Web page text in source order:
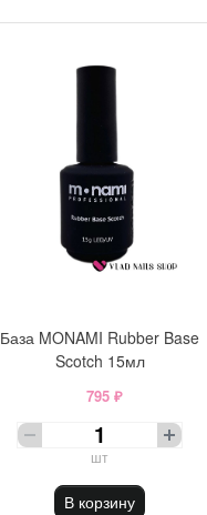
База MONAMI Rubber Base
Scotch 15мл
795 ₽
шт
В корзину